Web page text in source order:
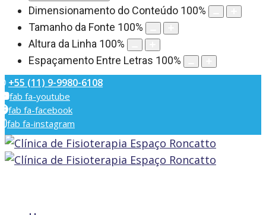
Dimensionamento do Conteúdo 100%
Tamanho da Fonte 100%
Altura da Linha 100%
Espaçamento Entre Letras 100%
+55 (11) 9-9980-6108
fab fa-youtube
fab fa-facebook
fab fa-instagram